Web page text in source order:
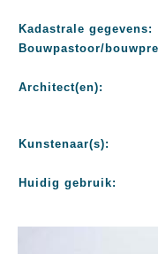
Kadastrale gegevens:
Bouwpastoor/
Architect(en):
Kunstenaar(s):
Huidig gebruik: